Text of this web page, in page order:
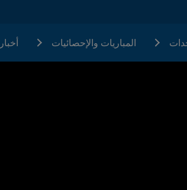
المباريات والإحصائيات أخبار